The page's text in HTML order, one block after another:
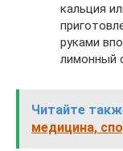
кальция
руками
лимонный
Читайте
медицина,